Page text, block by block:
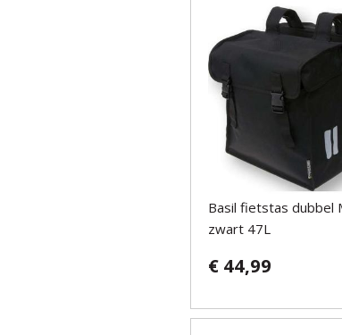
Basil fietstas dubbel
zwart 47L
€ 44,99